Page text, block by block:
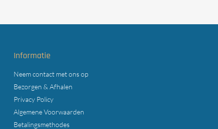
Informatie
Neem contact met ons op
Bezorgen & Afhalen
Privacy Policy
Algemene Voorwaarden
Betalingsmethodes